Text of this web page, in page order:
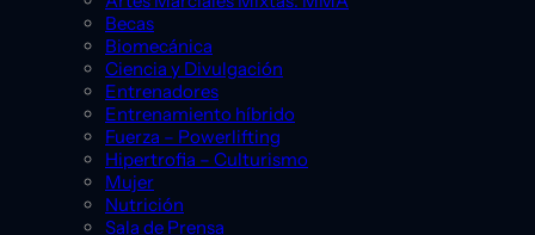
Becas
Biomecánica
Ciencia y Divulgación
Entrenadores
Entrenamiento híbrido
Fuerza – Powerlifting
Hipertrofia – Culturismo
Mujer
Nutrición
Sala de Prensa